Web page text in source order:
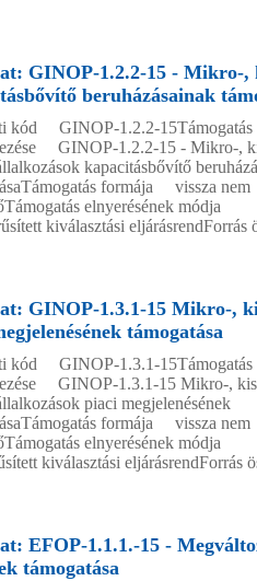
GINOP-1.2.2-15 - Mikro-,
beruházásainak
kód GINOP-1.2.2-15Támogatás
GINOP-1.2.2-15 - Mikro-,
kapacitásbővítő
formája vissza nem
elnyerésének módja
kiválasztási eljárásrendForrás
GINOP-1.3.1-15 Mikro-,
támogatása
kód GINOP-1.3.1-15Támogatás
GINOP-1.3.1-15 Mikro-,
piaci megjelenésének
formája vissza nem
elnyerésének módja
kiválasztási eljárásrendForrás
EFOP-1.1.1.-15 -
támogatása